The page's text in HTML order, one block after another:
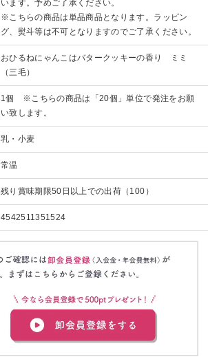
います。予めご了承ください。
※こちらの商品は単品商品となります。ラッピン
グ、熨斗等は不可となりますのでご了承ください。
おひるねにゃんこはバタークッキーの香り ミミ
（三毛）
1個 ※こちらの商品は「20個」単位で発注をお願
い致します。
乳・小麦
常温
残り賞味期限50日以上での出荷（100）
4542511351524